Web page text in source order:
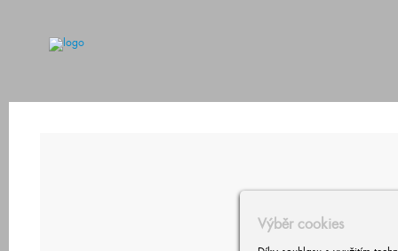
Výběr cookies